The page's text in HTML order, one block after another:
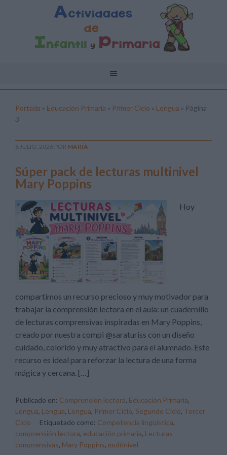
Portada » Educación Primaria » Primer Ciclo » Lengua » Página
3
8 JULIO, 2026 POR MARÍA
Súper pack de lecturas multinivel
Mary Poppins
Hoy
compartimos un recurso precioso y muy motivador para
trabajar la comprensión lectora en el aula: un cuadernillo
de lecturas comprensivas inspiradas en Mary Poppins,
creado por nuestra compi @saraturiss con un diseño
cuidado, colorido y muy atractivo para el alumnado. Este
recurso es ideal para reforzar la lectura de una forma
mágica y cercana. […]
Publicado en: Comprensión lectora, Educación Primaria,
Lengua, Lengua, Lengua, Primer Ciclo, Segundo Ciclo, Tercer
Ciclo
Etiquetado como: Competencia lingüística,
comprensión lectora, educación primaria, Lecturas
comprensivas, Mary Poppins, multinivel